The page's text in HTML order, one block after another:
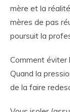
mère et la
mères de pas
poursuit la
Comment éviter
Quand la
de la faire